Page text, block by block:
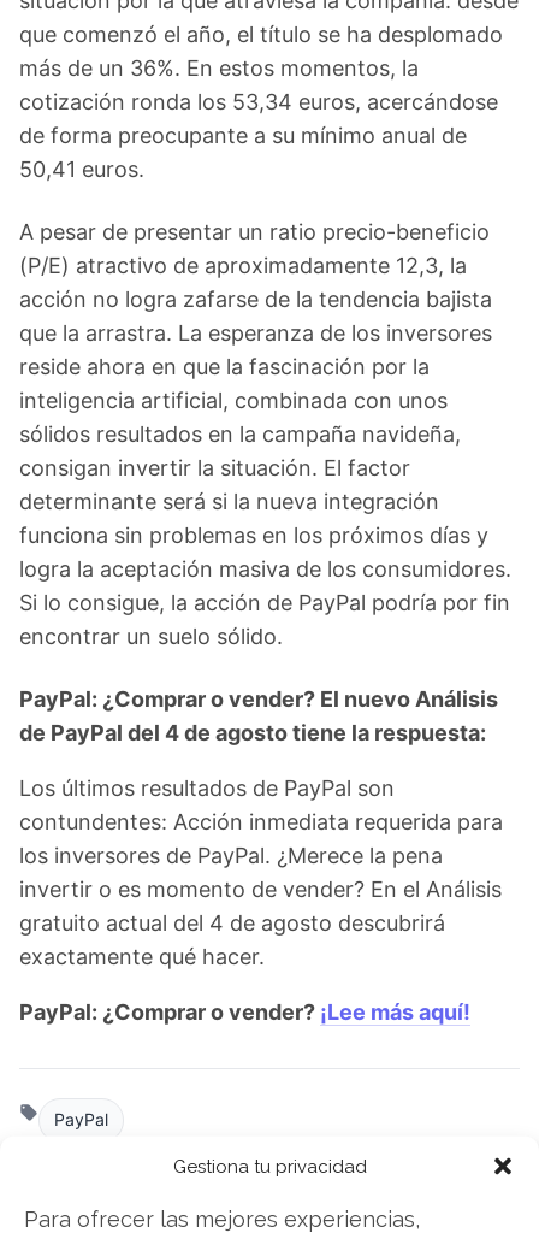
Gestiona tu privacidad
Para ofrecer las mejores experiencias,
que comenzó el año, el título se ha desplomado
más de un 36%. En estos momentos, la
cotización ronda los 53,34 euros, acercándose
de forma preocupante a su mínimo anual de
50,41 euros.
A pesar de presentar un ratio precio-beneficio
(P/E) atractivo de aproximadamente 12,3, la
acción no logra zafarse de la tendencia bajista
que la arrastra. La esperanza de los inversores
reside ahora en que la fascinación por la
inteligencia artificial, combinada con unos
sólidos resultados en la campaña navideña,
consigan invertir la situación. El factor
determinante será si la nueva integración
funciona sin problemas en los próximos días y
logra la aceptación masiva de los consumidores.
Si lo consigue, la acción de PayPal podría por fin
encontrar un suelo sólido.
PayPal: ¿Comprar o vender? El nuevo Análisis
de PayPal del 4 de agosto tiene la respuesta:
Los últimos resultados de PayPal son
contundentes: Acción inmediata requerida para
los inversores de PayPal. ¿Merece la pena
invertir o es momento de vender? En el Análisis
gratuito actual del 4 de agosto descubrirá
exactamente qué hacer.
PayPal: ¿Comprar o vender? ¡Lee más aquí!
PayPal
Compartir este artículo